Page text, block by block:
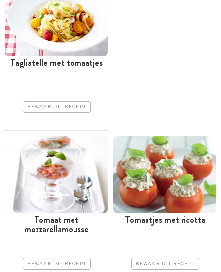
Tagliatelle met tomaatjes
BEWAAR DIT RECEPT
Tomaat met
mozzarellamousse
BEWAAR DIT RECEPT
Tomaatjes met ricotta
BEWAAR DIT RECEPT